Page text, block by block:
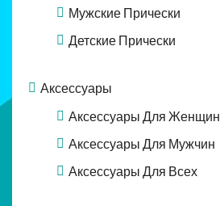
Мужские Прически
Детские Прически
Аксессуары
Аксессуары Для Женщин
Аксессуары Для Мужчин
Аксессуары Для Всех